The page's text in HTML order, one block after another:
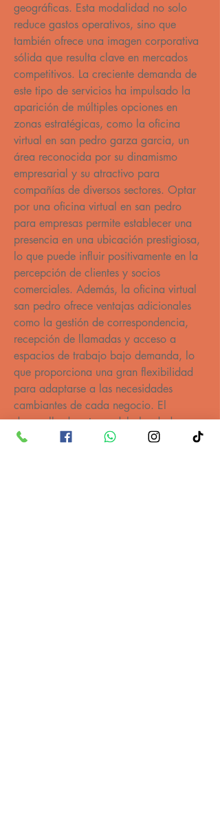
geográficas. Esta modalidad no solo
reduce gastos operativos, sino que
también ofrece una imagen corporativa
sólida que resulta clave en mercados
competitivos. La creciente demanda de
este tipo de servicios ha impulsado la
aparición de múltiples opciones en
zonas estratégicas, como la oficina
virtual en san pedro garza garcia, un
área reconocida por su dinamismo
empresarial y su atractivo para
compañías de diversos sectores. Optar
por una oficina virtual en san pedro
para empresas permite establecer una
presencia en una ubicación prestigiosa,
lo que puede influir positivamente en la
percepción de clientes y socios
comerciales. Además, la oficina virtual
san pedro ofrece ventajas adicionales
como la gestión de correspondencia,
recepción de llamadas y acceso a
espacios de trabajo bajo demanda, lo
que proporciona una gran flexibilidad
para adaptarse a las necesidades
cambiantes de cada negocio. El
desarrollo de este modelo ha dado
lugar a una amplia oferta de renta